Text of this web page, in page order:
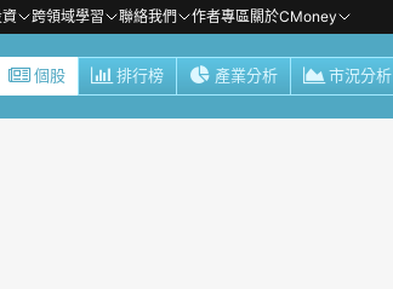
跨領域學習 聯絡我們 作者專區關於CMoney
個股 排行榜 產業分析 市況分析